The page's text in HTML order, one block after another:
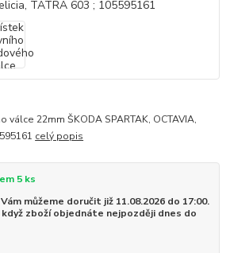
22mm ŠKODA SPARTAK, OCTAVIA,
celý popis
5 ks
můžeme doručit již 11.08.2026 do 17:00.
když zboží objednáte nejpozději dnes do